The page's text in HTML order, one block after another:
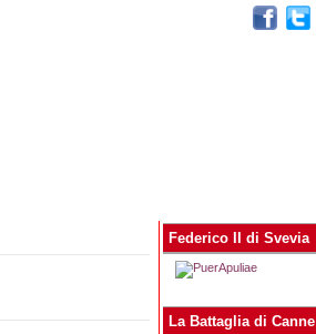
Federico II di Svevia
La Battaglia di Canne